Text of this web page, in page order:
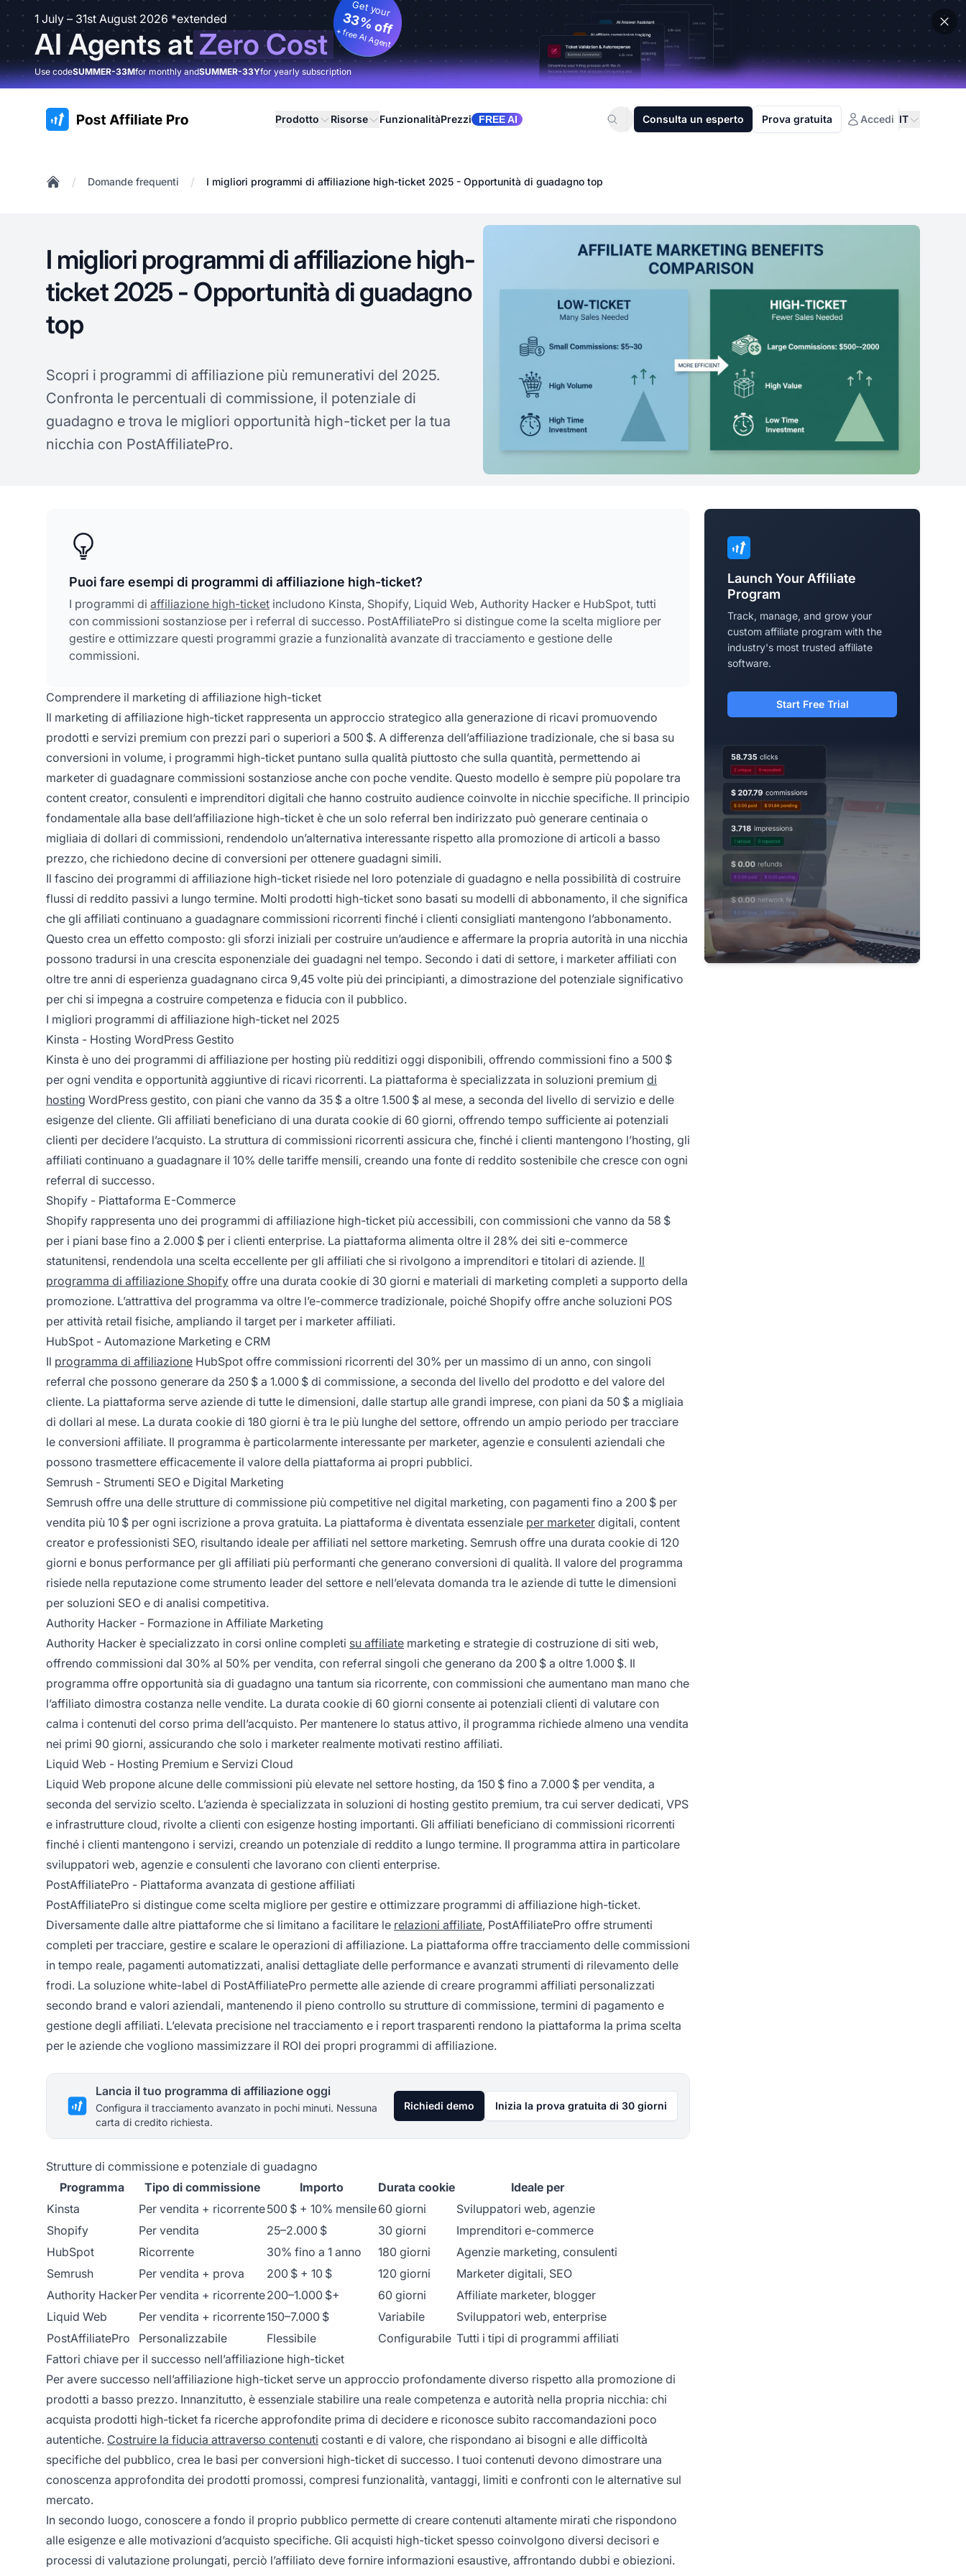
1 July – 31st August 2026 *extended
AI Agents atZero Cost
Get your
33% off
+ free AI Agent
Use codeSUMMER-33Mfor monthly andSUMMER-33Yfor yearly subscription
:site.title Prodotto Risorse FunzionalitàPrezzi FREE AI Consulta un esperto Prova gratuita Accedi IT
/ Domande frequenti / I migliori programmi di affiliazione high-ticket 2025 - Opportunità di guadagno top
I migliori programmi di affiliazione high-
ticket 2025 - Opportunità di guadagno
top
Scopri i programmi di affiliazione più remunerativi del 2025.
Confronta le percentuali di commissione, il potenziale di
guadagno e trova le migliori opportunità high-ticket per la tua
nicchia con PostAffiliatePro.
Puoi fare esempi di programmi di affiliazione high-ticket?
I programmi di affiliazione high-ticket includono Kinsta, Shopify, Liquid Web, Authority Hacker e HubSpot, tutti
con commissioni sostanziose per i referral di successo. PostAffiliatePro si distingue come la scelta migliore per
gestire e ottimizzare questi programmi grazie a funzionalità avanzate di tracciamento e gestione delle
commissioni.
Comprendere il marketing di affiliazione high-ticket
Il marketing di affiliazione high-ticket rappresenta un approccio strategico alla generazione di ricavi promuovendo
prodotti e servizi premium con prezzi pari o superiori a 500 $. A differenza dell’affiliazione tradizionale, che si basa su
conversioni in volume, i programmi high-ticket puntano sulla qualità piuttosto che sulla quantità, permettendo ai
marketer di guadagnare commissioni sostanziose anche con poche vendite. Questo modello è sempre più popolare tra
content creator, consulenti e imprenditori digitali che hanno costruito audience coinvolte in nicchie specifiche. Il principio
fondamentale alla base dell’affiliazione high-ticket è che un solo referral ben indirizzato può generare centinaia o
migliaia di dollari di commissioni, rendendolo un’alternativa interessante rispetto alla promozione di articoli a basso
prezzo, che richiedono decine di conversioni per ottenere guadagni simili.
Il fascino dei programmi di affiliazione high-ticket risiede nel loro potenziale di guadagno e nella possibilità di costruire
flussi di reddito passivi a lungo termine. Molti prodotti high-ticket sono basati su modelli di abbonamento, il che significa
che gli affiliati continuano a guadagnare commissioni ricorrenti finché i clienti consigliati mantengono l’abbonamento.
Questo crea un effetto composto: gli sforzi iniziali per costruire un’audience e affermare la propria autorità in una nicchia
possono tradursi in una crescita esponenziale dei guadagni nel tempo. Secondo i dati di settore, i marketer affiliati con
oltre tre anni di esperienza guadagnano circa 9,45 volte più dei principianti, a dimostrazione del potenziale significativo
per chi si impegna a costruire competenza e fiducia con il pubblico.
I migliori programmi di affiliazione high-ticket nel 2025
Kinsta - Hosting WordPress Gestito
Kinsta è uno dei programmi di affiliazione per hosting più redditizi oggi disponibili, offrendo commissioni fino a 500 $
per ogni vendita e opportunità aggiuntive di ricavi ricorrenti. La piattaforma è specializzata in soluzioni premium di
hosting WordPress gestito, con piani che vanno da 35 $ a oltre 1.500 $ al mese, a seconda del livello di servizio e delle
esigenze del cliente. Gli affiliati beneficiano di una durata cookie di 60 giorni, offrendo tempo sufficiente ai potenziali
clienti per decidere l’acquisto. La struttura di commissioni ricorrenti assicura che, finché i clienti mantengono l’hosting, gli
affiliati continuano a guadagnare il 10% delle tariffe mensili, creando una fonte di reddito sostenibile che cresce con ogni
referral di successo.
Shopify - Piattaforma E-Commerce
Shopify rappresenta uno dei programmi di affiliazione high-ticket più accessibili, con commissioni che vanno da 58 $
per i piani base fino a 2.000 $ per i clienti enterprise. La piattaforma alimenta oltre il 28% dei siti e-commerce
statunitensi, rendendola una scelta eccellente per gli affiliati che si rivolgono a imprenditori e titolari di aziende. Il
programma di affiliazione Shopify offre una durata cookie di 30 giorni e materiali di marketing completi a supporto della
promozione. L’attrattiva del programma va oltre l’e-commerce tradizionale, poiché Shopify offre anche soluzioni POS
per attività retail fisiche, ampliando il target per i marketer affiliati.
HubSpot - Automazione Marketing e CRM
Il programma di affiliazione HubSpot offre commissioni ricorrenti del 30% per un massimo di un anno, con singoli
referral che possono generare da 250 $ a 1.000 $ di commissione, a seconda del livello del prodotto e del valore del
cliente. La piattaforma serve aziende di tutte le dimensioni, dalle startup alle grandi imprese, con piani da 50 $ a migliaia
di dollari al mese. La durata cookie di 180 giorni è tra le più lunghe del settore, offrendo un ampio periodo per tracciare
le conversioni affiliate. Il programma è particolarmente interessante per marketer, agenzie e consulenti aziendali che
possono trasmettere efficacemente il valore della piattaforma ai propri pubblici.
Semrush - Strumenti SEO e Digital Marketing
Semrush offre una delle strutture di commissione più competitive nel digital marketing, con pagamenti fino a 200 $ per
vendita più 10 $ per ogni iscrizione a prova gratuita. La piattaforma è diventata essenziale per marketer digitali, content
creator e professionisti SEO, risultando ideale per affiliati nel settore marketing. Semrush offre una durata cookie di 120
giorni e bonus performance per gli affiliati più performanti che generano conversioni di qualità. Il valore del programma
risiede nella reputazione come strumento leader del settore e nell’elevata domanda tra le aziende di tutte le dimensioni
per soluzioni SEO e di analisi competitiva.
Authority Hacker - Formazione in Affiliate Marketing
Authority Hacker è specializzato in corsi online completi su affiliate marketing e strategie di costruzione di siti web,
offrendo commissioni dal 30% al 50% per vendita, con referral singoli che generano da 200 $ a oltre 1.000 $. Il
programma offre opportunità sia di guadagno una tantum sia ricorrente, con commissioni che aumentano man mano che
l’affiliato dimostra costanza nelle vendite. La durata cookie di 60 giorni consente ai potenziali clienti di valutare con
calma i contenuti del corso prima dell’acquisto. Per mantenere lo status attivo, il programma richiede almeno una vendita
nei primi 90 giorni, assicurando che solo i marketer realmente motivati restino affiliati.
Liquid Web - Hosting Premium e Servizi Cloud
Liquid Web propone alcune delle commissioni più elevate nel settore hosting, da 150 $ fino a 7.000 $ per vendita, a
seconda del servizio scelto. L’azienda è specializzata in soluzioni di hosting gestito premium, tra cui server dedicati, VPS
e infrastrutture cloud, rivolte a clienti con esigenze hosting importanti. Gli affiliati beneficiano di commissioni ricorrenti
finché i clienti mantengono i servizi, creando un potenziale di reddito a lungo termine. Il programma attira in particolare
sviluppatori web, agenzie e consulenti che lavorano con clienti enterprise.
PostAffiliatePro - Piattaforma avanzata di gestione affiliati
PostAffiliatePro si distingue come scelta migliore per gestire e ottimizzare programmi di affiliazione high-ticket.
Diversamente dalle altre piattaforme che si limitano a facilitare le relazioni affiliate, PostAffiliatePro offre strumenti
completi per tracciare, gestire e scalare le operazioni di affiliazione. La piattaforma offre tracciamento delle commissioni
in tempo reale, pagamenti automatizzati, analisi dettagliate delle performance e avanzati strumenti di rilevamento delle
frodi. La soluzione white-label di PostAffiliatePro permette alle aziende di creare programmi affiliati personalizzati
secondo brand e valori aziendali, mantenendo il pieno controllo su strutture di commissione, termini di pagamento e
gestione degli affiliati. L’elevata precisione nel tracciamento e i report trasparenti rendono la piattaforma la prima scelta
per le aziende che vogliono massimizzare il ROI dei propri programmi di affiliazione.
Lancia il tuo programma di affiliazione oggi
Configura il tracciamento avanzato in pochi minuti. Nessuna
carta di credito richiesta.
Richiedi demo Inizia la prova gratuita di 30 giorni
Strutture di commissione e potenziale di guadagno
Programma
Tipo di commissione Importo Durata cookie
Ideale per
Kinsta
Per vendita + ricorrente500 $ + 10% mensile60 giorni
Sviluppatori web, agenzie
Shopify
Per vendita 25–2.000 $ 30 giorni
Imprenditori e-commerce
HubSpot
Ricorrente 30% fino a 1 anno 180 giorni
Agenzie marketing, consulenti
Semrush
Per vendita + prova 200 $ + 10 $ 120 giorni
Marketer digitali, SEO
Authority HackerPer vendita + ricorrente200–1.000 $+ 60 giorni
Affiliate marketer, blogger
Liquid Web
Per vendita + ricorrente150–7.000 $ Variabile
Sviluppatori web, enterprise
PostAffiliatePro
Personalizzabile Flessibile Configurabile Tutti i tipi di programmi affiliati
Fattori chiave per il successo nell’affiliazione high-ticket
Per avere successo nell’affiliazione high-ticket serve un approccio profondamente diverso rispetto alla promozione di
prodotti a basso prezzo. Innanzitutto, è essenziale stabilire una reale competenza e autorità nella propria nicchia: chi
acquista prodotti high-ticket fa ricerche approfondite prima di decidere e riconosce subito raccomandazioni poco
autentiche. Costruire la fiducia attraverso contenuti costanti e di valore, che rispondano ai bisogni e alle difficoltà
specifiche del pubblico, crea le basi per conversioni high-ticket di successo. I tuoi contenuti devono dimostrare una
conoscenza approfondita dei prodotti promossi, compresi funzionalità, vantaggi, limiti e confronti con le alternative sul
mercato.
In secondo luogo, conoscere a fondo il proprio pubblico permette di creare contenuti altamente mirati che rispondono
alle esigenze e alle motivazioni d’acquisto specifiche. Gli acquisti high-ticket spesso coinvolgono diversi decisori e
processi di valutazione prolungati, perciò l’affiliato deve fornire informazioni esaustive, affrontando dubbi e obiezioni.
Launch Your Affiliate
Program
Track, manage, and grow your
custom affiliate program with the
industry's most trusted affiliate
software.
Start Free Trial